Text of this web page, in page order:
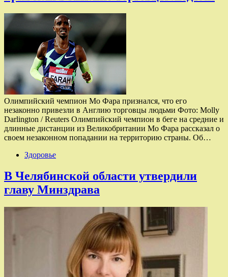
Олимпийский чемпион Мо Фара признался, что его
незаконно привезли в Англию торговцы людьми Фото: Molly
Darlington / Reuters Олимпийский чемпион в беге на средние и
длинные дистанции из Великобритании Мо Фара рассказал о
своем незаконном попадании на территорию страны. Об…
Здоровье
В Челябинской области утвердили
главу Минздрава